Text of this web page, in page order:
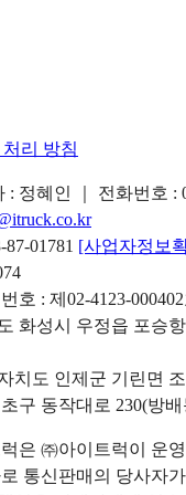
리 방침
: 정혜인 ｜ 전화번호 :
01781 [사업자정보
호 : 제02-4123-
화성시 우정읍 포승
치도 인제군 기린면 조
구 동작대로 230(방
은 ㈜아이트럭이 운
통신판매의 당사자